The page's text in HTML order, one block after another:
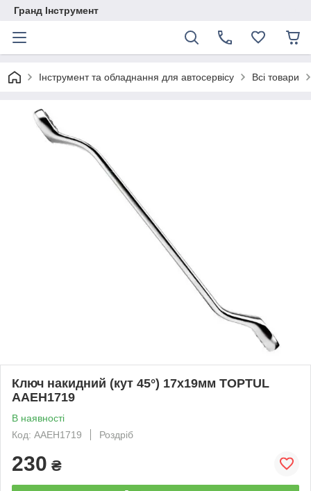
Гранд Інструмент
Інструмент та обладнання для автосервісу Всі товари
Ключ накидний (кут 45°) 17х19мм TOPTUL
AAEH1719
В наявності
Код: AAEH1719
Роздріб
230 ₴